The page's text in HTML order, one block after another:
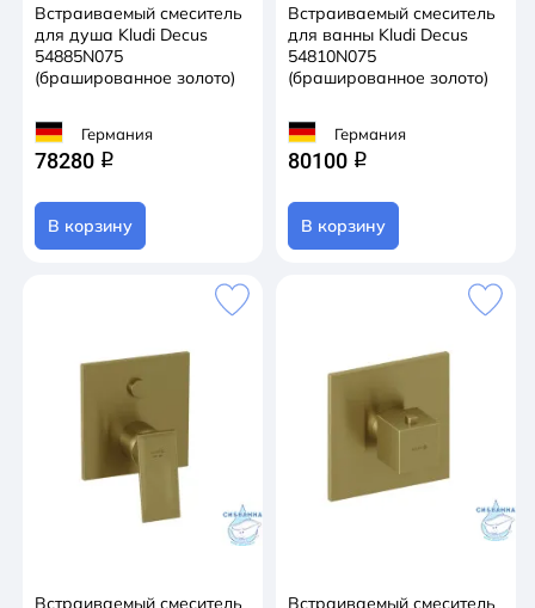
Встраиваемый смеситель
для душа Kludi Decus
54885N075
(брашированное золото)
Германия
78280 q
В корзину
Встраиваемый смеситель
для ванны Kludi Decus
54810N075
(брашированное золото)
Германия
80100 q
В корзину
Встраиваемый смеситель Встраиваемый смеситель